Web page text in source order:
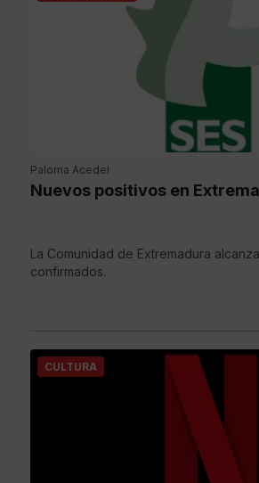
Paloma Acedel
Nuevos positivos en
La Comunidad de Extremadura
confirmados.
CULTURA